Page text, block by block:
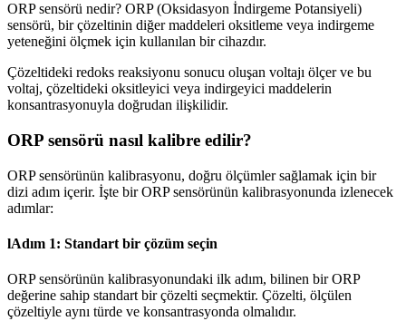
ORP sensörü nedir? ORP (Oksidasyon İndirgeme Potansiyeli)
sensörü, bir çözeltinin diğer maddeleri oksitleme veya indirgeme
yeteneğini ölçmek için kullanılan bir cihazdır.
Çözeltideki redoks reaksiyonu sonucu oluşan voltajı ölçer ve bu
voltaj, çözeltideki oksitleyici veya indirgeyici maddelerin
konsantrasyonuyla doğrudan ilişkilidir.
ORP sensörü nasıl kalibre edilir?
ORP sensörünün kalibrasyonu, doğru ölçümler sağlamak için bir
dizi adım içerir. İşte bir ORP sensörünün kalibrasyonunda izlenecek
adımlar:
lAdım 1: Standart bir çözüm seçin
ORP sensörünün kalibrasyonundaki ilk adım, bilinen bir ORP
değerine sahip standart bir çözelti seçmektir. Çözelti, ölçülen
çözeltiyle aynı türde ve konsantrasyonda olmalıdır.